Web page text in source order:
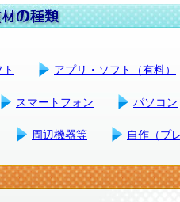
アプリ・ソフト（有料）
スマートフォン パソコン
周辺機器等 自作（プ